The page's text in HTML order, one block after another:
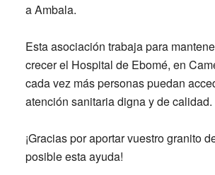
aAmbala.
Esta asociación trabaja para
crecer el Hospital de Ebomé, en
cada vez más personas puedan
atención sanitaria digna y de calidad.
¡Gracias por aportar vuestro granito
posible esta ayuda!